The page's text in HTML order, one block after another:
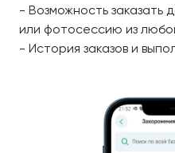
- Возможность заказать
или фотосессию из
- История заказов и